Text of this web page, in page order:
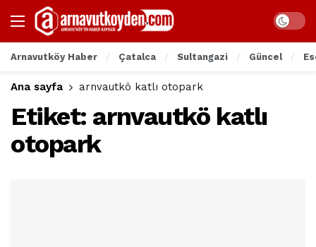
Arnavutköy Haber Çatalca Sultangazi Güncel
Ana sayfa arnvautkö katlı otopark
Etiket: arnvautkö katlı
otopark